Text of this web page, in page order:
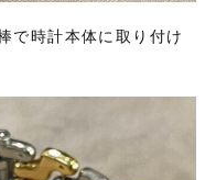
で時計本体に取り付け